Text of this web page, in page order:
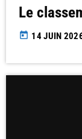
Le
today 14 JUIN